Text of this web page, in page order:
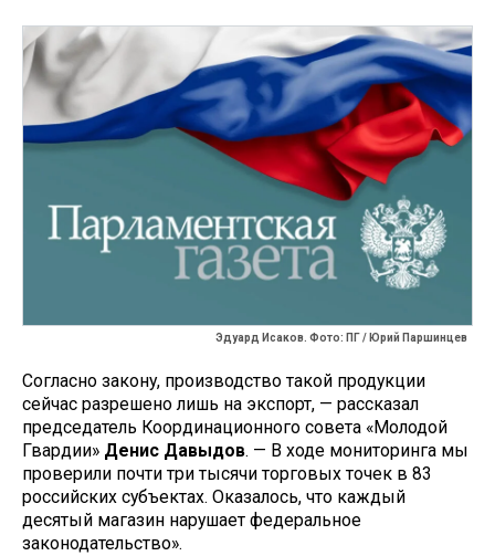
Эдуард Исаков. Фото: ПГ / Юрий Паршинцев
Согласно закону, производство такой продукции
сейчас разрешено лишь на экспорт, — рассказал
председатель Координационного совета «Молодой
Гвардии» Денис Давыдов. — В ходе мониторинга мы
проверили почти три тысячи торговых точек в 83
российских субъектах. Оказалось, что каждый
десятый магазин нарушает федеральное
законодательство».